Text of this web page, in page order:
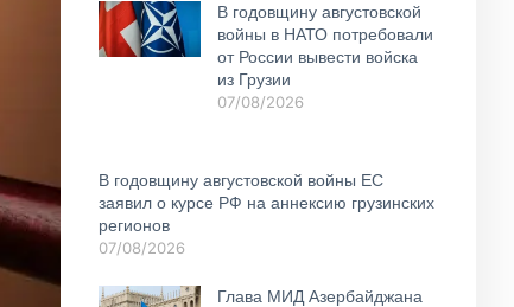
В годовщину августовской
войны в НАТО потребовали
от России вывести войска
из Грузии
07/08/2026
В годовщину августовской войны ЕС
заявил о курсе РФ на аннексию грузинских
регионов
07/08/2026
Глава МИД Азербайджана